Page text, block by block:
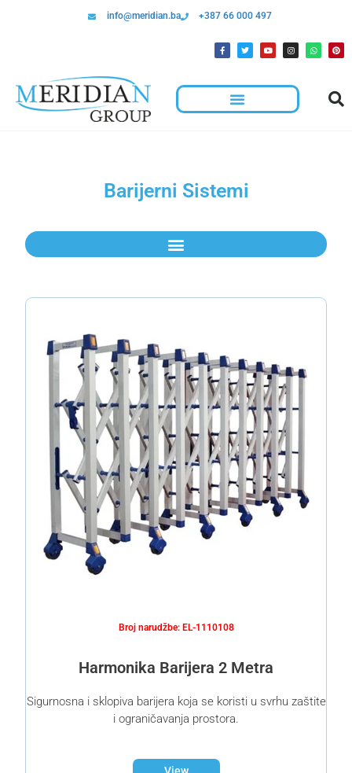
info@meridian.ba +387 66 000 497
Barijerni Sistemi
Broj narudžbe: EL-1110108
Harmonika Barijera 2 Metra
Sigurnosna i sklopiva barijera koja se koristi u svrhu zaštite
i ograničavanja prostora.